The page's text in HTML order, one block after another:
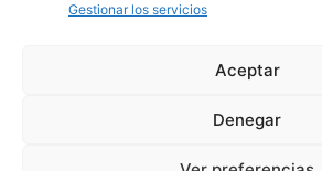
Gestionar los servicios
Aceptar
Denegar